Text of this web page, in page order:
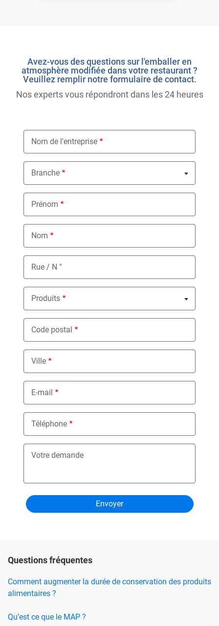
Avez-vous des questions sur l'emballer en
atmosphère modifiée dans votre restaurant ?
Veuillez remplir notre formulaire de contact.
Nos experts vous répondront dans les 24 heures
Nom de l'entreprise
Branche
Nothing selected
Prénom
Nom
Rue / N °
Produits
Nothing selected
Code postal
Ville
E-mail
Téléphone
Votre demande
Questions fréquentes
Comment augmenter la durée de conservation des produits
alimentaires ?
Qu’est ce que le MAP ?